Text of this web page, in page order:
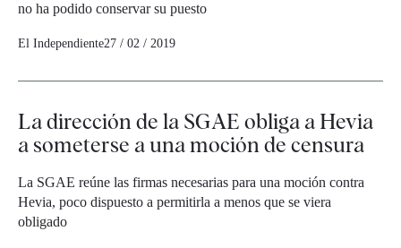
no ha podido conservar su puesto
El Independiente27 / 02 / 2019
La dirección de la SGAE obliga a Hevia
a someterse a una moción de censura
La SGAE reúne las firmas necesarias para una moción contra
Hevia, poco dispuesto a permitirla a menos que se viera
obligado